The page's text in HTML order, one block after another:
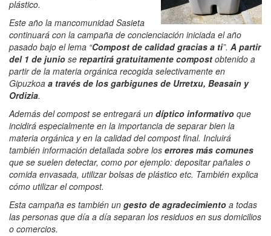
plástico.
Este año la mancomunidad Sasieta
continuará con la campaña de concienciación iniciada el año
pasado bajo el lema “Compost de calidad gracias a ti”. A partir
del 1 de junio se repartirá gratuitamente compost obtenido a
partir de la materia orgánica recogida selectivamente en
Gipuzkoa a través de los garbigunes de Urretxu, Beasain y
Ordizia.
Además del compost se entregará un díptico informativo que
incidirá especialmente en la importancia de separar bien la
materia orgánica y en la calidad del compost final. Incluirá
también información detallada sobre los errores más comunes
que se suelen detectar, como por ejemplo: depositar pañales o
comida envasada, utilizar bolsas de plástico etc. También explica
cómo utilizar el compost.
Esta campaña es también un gesto de agradecimiento a todas
las personas que día a día separan los residuos en sus domicilios
o comercios.